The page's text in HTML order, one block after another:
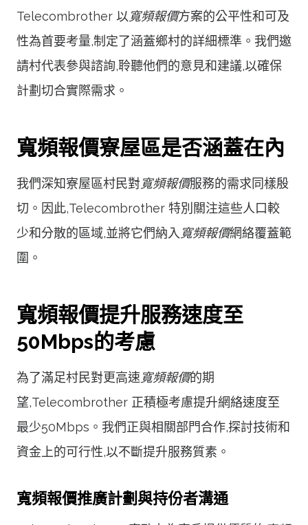
Telecombrother 以 寬頻報價方案的公平性和可及
性為首要考量,制定了涵蓋鄉村的詳細標準。我們邀
請村代表參與諮詢,聆聽他們的意見和建議,以確保
計劃切合實際需求。
寬頻報價寮屋區是否涵蓋在內
我們深知寮屋區村民對寬頻報價服務的需求同樣殷
切。因此,Telecombrother 特別關注這些人口較
少和分散的區域,並將它們納入 寬頻報價網絡覆蓋範
圍。
寬頻報價提升服務速度至
50Mbps的考慮
為了滿足村民對更高速 寬頻報價的期
望,Telecombrother 正積極考慮提升網絡速度至
最少50Mbps。我們正與相關部門合作,探討技術和
資金上的可行性,以不斷提升服務質素。
寬頻報價推廣計劃與持份者溝通